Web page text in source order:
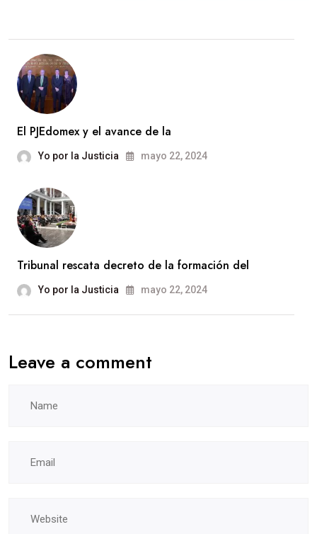
El PJEdomex y el avance de la
Yo por la Justicia mayo 22, 2024
Tribunal rescata decreto de la formación del
Yo por la Justicia mayo 22, 2024
Leave a comment